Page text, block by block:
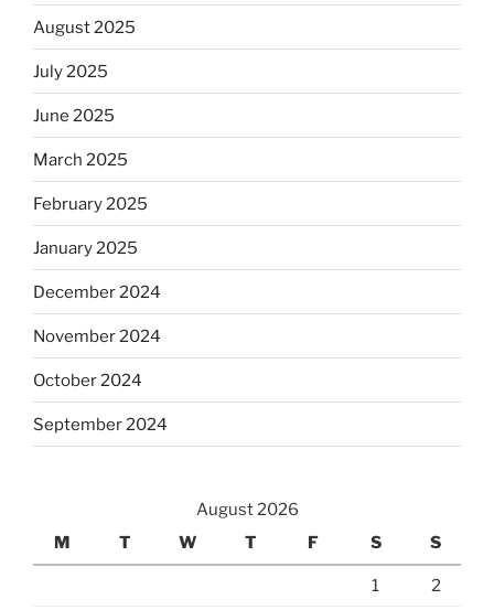
August 2025
July 2025
June 2025
March 2025
February 2025
January 2025
December 2024
November 2024
October 2024
September 2024
August 2026
M
T W T F S S
1 2